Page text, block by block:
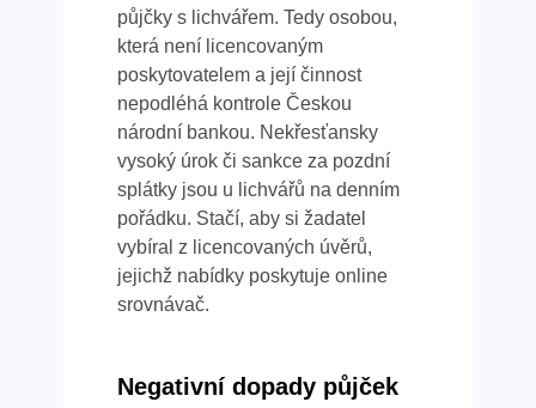
půjčky s lichvářem. Tedy osobou,
která není licencovaným
poskytovatelem a její činnost
nepodléhá kontrole Českou
národní bankou. Nekřesťansky
vysoký úrok či sankce za pozdní
splátky jsou u lichvářů na denním
pořádku. Stačí, aby si žadatel
vybíral z licencovaných úvěrů,
jejichž nabídky poskytuje online
srovnávač.
Negativní dopady půjček